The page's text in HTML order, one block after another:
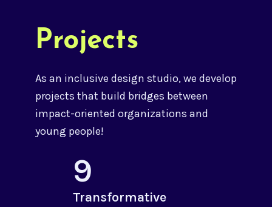
Projects
As an inclusive design studio, we develop
projects that build bridges between
impact-oriented organizations and
young people!
9
Transformative